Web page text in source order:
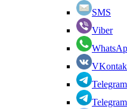
SMS
Viber
Telegram